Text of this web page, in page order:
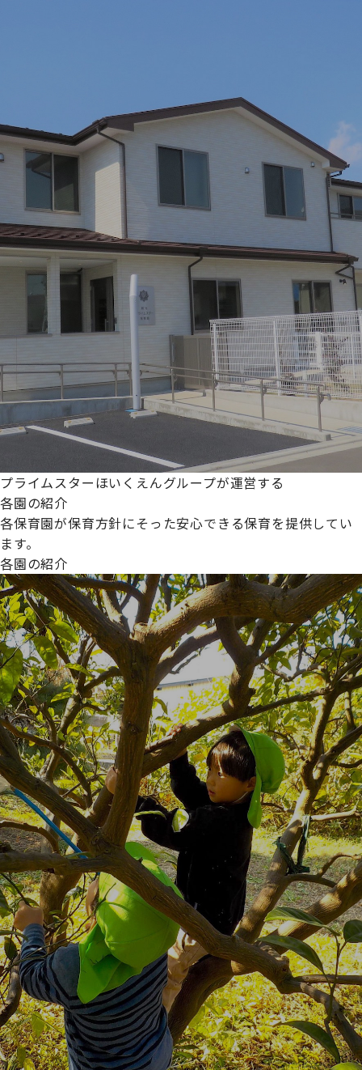
プライムスターほいくえんグループが運営する
各園の紹介
各保育園が保育方針にそった安心できる保育を提供してい
ます。
各園の紹介